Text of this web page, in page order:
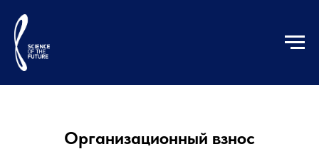
Организационный взнос